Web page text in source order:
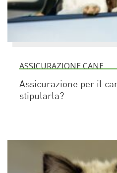
ASSICURAZIONE CANE
Assicurazione per il
stipularla?